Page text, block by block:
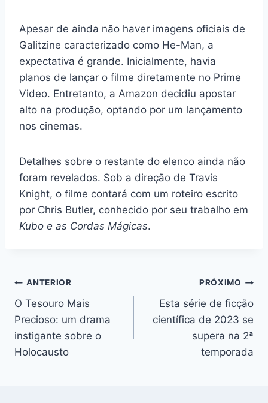
Apesar de ainda não haver imagens oficiais de
Galitzine caracterizado como He-Man, a
expectativa é grande. Inicialmente, havia
planos de lançar o filme diretamente no Prime
Video. Entretanto, a Amazon decidiu apostar
alto na produção, optando por um lançamento
nos cinemas.
Detalhes sobre o restante do elenco ainda não
foram revelados. Sob a direção de Travis
Knight, o filme contará com um roteiro escrito
por Chris Butler, conhecido por seu trabalho em
Kubo e as Cordas Mágicas.
Navegação
de
Post
ANTERIOR
O Tesouro Mais
Precioso: um drama
instigante sobre o
Holocausto
PRÓXIMO
Esta série de ficção
científica de 2023 se
supera na 2ª
temporada